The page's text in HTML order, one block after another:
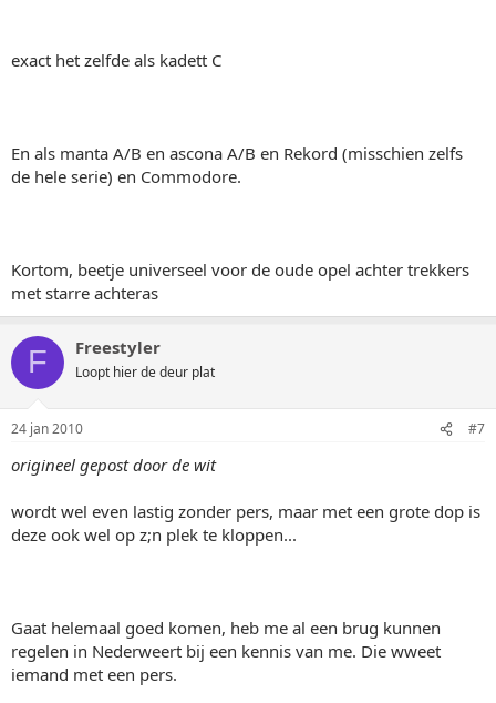
exact het zelfde als kadett C
En als manta A/B en ascona A/B en Rekord (misschien zelfs
de hele serie) en Commodore.
Kortom, beetje universeel voor de oude opel achter trekkers
met starre achteras
F Freestyler
Loopt hier de deur plat
24 jan 2010 #7
origineel gepost door de wit
wordt wel even lastig zonder pers, maar met een grote dop is
deze ook wel op z;n plek te kloppen...
Gaat helemaal goed komen, heb me al een brug kunnen
regelen in Nederweert bij een kennis van me. Die wweet
iemand met een pers.